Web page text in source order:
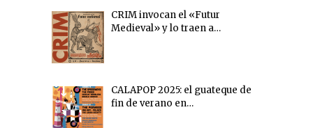
CRIM invocan el «Futur
Medieval» y lo traen a…
CALAPOP 2025: el guateque de
fin de verano en…